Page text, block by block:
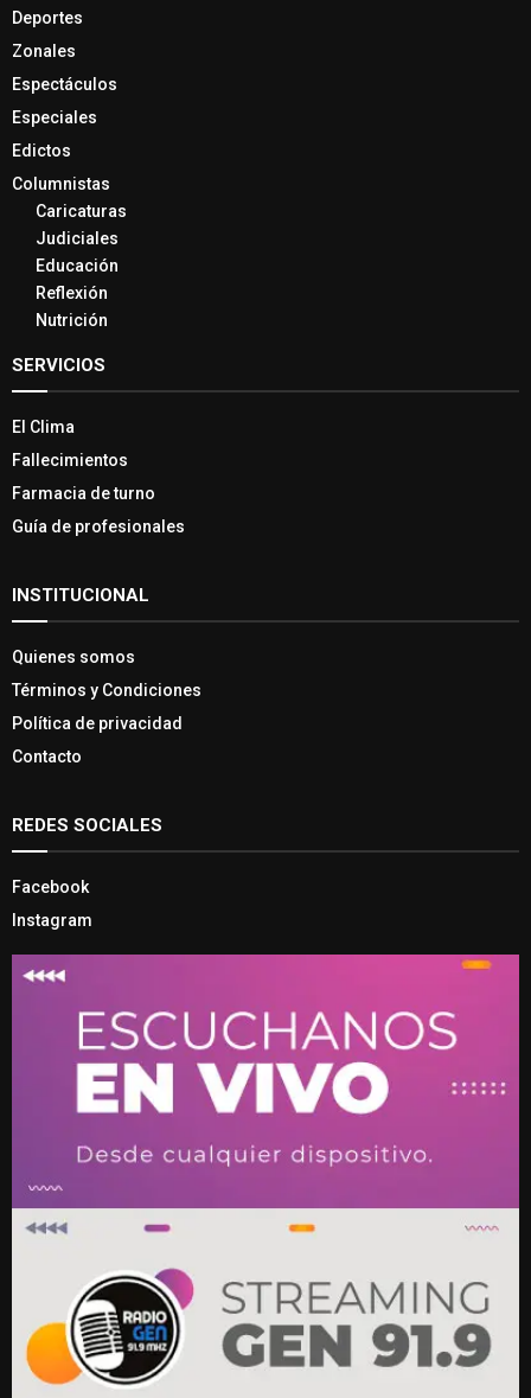
Deportes
Zonales
Espectáculos
Especiales
Edictos
Columnistas
Caricaturas
Judiciales
Educación
Reflexión
Nutrición
SERVICIOS
El Clima
Fallecimientos
Farmacia de turno
Guía de profesionales
INSTITUCIONAL
Quienes somos
Términos y Condiciones
Política de privacidad
Contacto
REDES SOCIALES
Facebook
Instagram